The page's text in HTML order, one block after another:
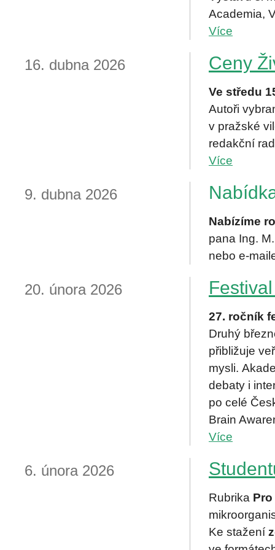
Academia,
Více
16. dubna 2026 Ceny
Ve středu
Autoři
v pražské
redakční
Více
9. dubna 2026
Nabízíme
pana Ing.
nebo e-
20. února 2026
27. ročník
Druhý
přibližuje
mysli.
debaty i
po celé
Brain
Více
6. února 2026
Rubrika
Ke stažení